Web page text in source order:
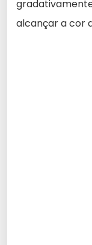
alcançar a cor